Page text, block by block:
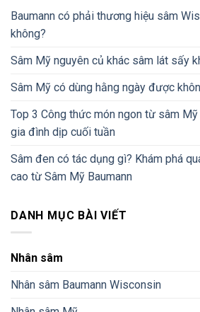
Baumann có phải thương hiệu sâm
không?
Sâm Mỹ nguyên củ khác sâm lát sấy
Sâm Mỹ có dùng hằng ngày được
Top 3 Công thức món ngon từ sâm
gia đình dịp cuối tuần
Sâm đen có tác dụng gì? Khám phá
cao từ Sâm Mỹ Baumann
DANH MỤC BÀI VIẾT
Nhân sâm
Nhân sâm Baumann Wisconsin